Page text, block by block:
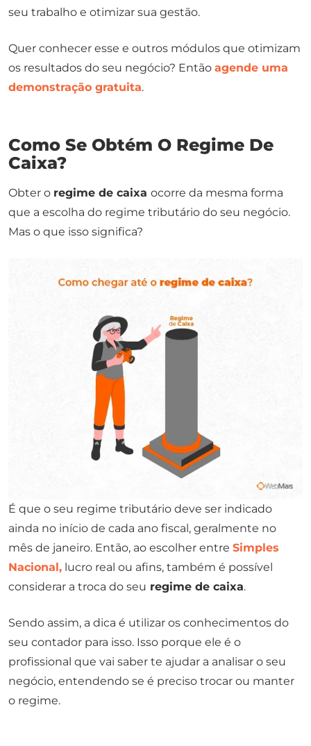
seu trabalho e otimizar sua gestão.
Quer conhecer esse e outros módulos que otimizam
os resultados do seu negócio? Então agende uma
demonstração gratuita.
Como Se Obtém O Regime De
Caixa?
Obter o regime de caixa ocorre da mesma forma
que a escolha do regime tributário do seu negócio.
Mas o que isso significa?
É que o seu regime tributário deve ser indicado
ainda no início de cada ano fiscal, geralmente no
mês de janeiro. Então, ao escolher entre Simples
Nacional, lucro real ou afins, também é possível
considerar a troca do seu regime de caixa.
Sendo assim, a dica é utilizar os conhecimentos do
seu contador para isso. Isso porque ele é o
profissional que vai saber te ajudar a analisar o seu
negócio, entendendo se é preciso trocar ou manter
o regime.